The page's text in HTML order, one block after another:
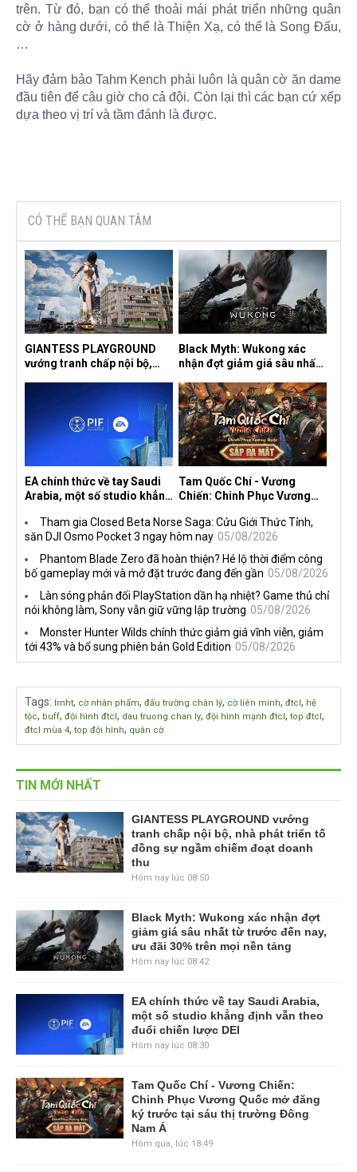
trên. Từ đó, bạn có thể thoải mái phát triển những quân
cờ ở hàng dưới, có thể là Thiện Xạ, có thể là Song Đấu,
…
Hãy đảm bảo Tahm Kench phải luôn là quân cờ ăn dame
đầu tiên để câu giờ cho cả đội. Còn lại thì các bạn cứ xếp
dựa theo vị trí và tầm đánh là được.​
CÓ THỂ BẠN QUAN TÂM
GIANTESS PLAYGROUND
vướng tranh chấp nội bộ,
ngầm chiếm đoạt doanh thu
Black Myth: Wukong xác
nhận đợt giảm giá sâu nhất
trên mọi nền tảng
EA chính thức về tay Saudi
Arabia, một số studio khẳng
lược DEI
Tam Quốc Chí - Vương
Chiến: Chinh Phục Vương
sáu thị trường Đông Nam Á
Tham gia Closed Beta Norse Saga: Cửu Giới Thức Tỉnh,
săn DJI Osmo Pocket 3 ngay hôm nay 05/08/2026
Phantom Blade Zero đã hoàn thiện? Hé lộ thời điểm công
bố gameplay mới và mở đặt trước đang đến gần 05/08/2026
Làn sóng phản đối PlayStation dần hạ nhiệt? Game thủ chỉ
nói không làm, Sony vẫn giữ vững lập trường 05/08/2026
Monster Hunter Wilds chính thức giảm giá vĩnh viễn, giảm
tới 43% và bổ sung phiên bản Gold Edition 05/08/2026
Tags: lmht, cờ nhân phẩm, đấu trường chân lý, cờ liên minh, đtcl , hệ
tộc, buff, đội hình đtcl , dau truong chan ly, đội hình mạnh đtcl , top đtcl ,
đtcl mùa 4, top đội hình, quân cờ
TIN MỚI NHẤT
GIANTESS PLAYGROUND vướng
tranh chấp nội bộ, nhà phát triển tố
đồng sự ngầm chiếm đoạt doanh
thu
Hôm nay lúc 08:50
Black Myth: Wukong xác nhận đợt
giảm giá sâu nhất từ trước đến nay,
ưu đãi 30% trên mọi nền tảng
Hôm nay lúc 08:42
EA chính thức về tay Saudi Arabia,
một số studio khẳng định vẫn theo
đuổi chiến lược DEI
Hôm nay lúc 08:30
Tam Quốc Chí - Vương Chiến:
Chinh Phục Vương Quốc mở đăng
ký trước tại sáu thị trường Đông
Nam Á
Hôm qua, lúc 18:49